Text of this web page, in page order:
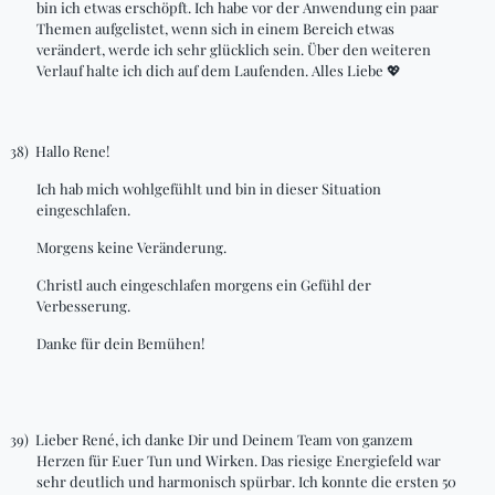
bin ich etwas erschöpft. Ich habe vor der Anwendung ein paar
Themen aufgelistet, wenn sich in einem Bereich etwas
verändert, werde ich sehr glücklich sein. Über den weiteren
Verlauf halte ich dich auf dem Laufenden. Alles Liebe 💖
38) Hallo Rene!
Ich hab mich wohlgefühlt und bin in dieser Situation
eingeschlafen.
Morgens keine Veränderung.
Christl auch eingeschlafen morgens ein Gefühl der
Verbesserung.
Danke für dein Bemühen!
39) Lieber René, ich danke Dir und Deinem Team von ganzem
Herzen für Euer Tun und Wirken. Das riesige Energiefeld war
sehr deutlich und harmonisch spürbar. Ich konnte die ersten 50